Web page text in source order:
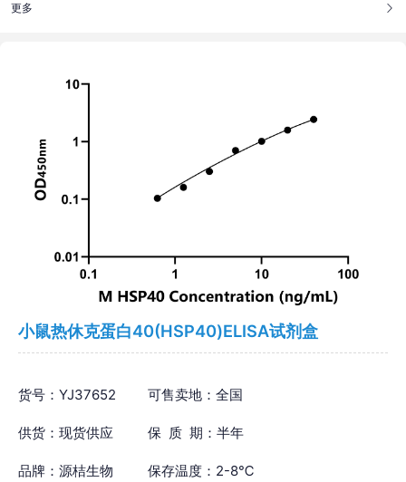
更多
小鼠热休克蛋白40(HSP40)ELISA试剂盒
货号：YJ37652 可售卖地：全国
供货：现货供应 保 质 期：半年
品牌：源桔生物 保存温度：2-8℃